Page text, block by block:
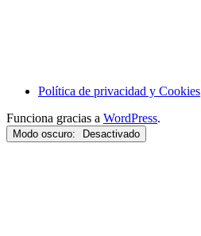
Política de privacidad y Cookies
Funciona gracias a WordPress.
Modo oscuro: